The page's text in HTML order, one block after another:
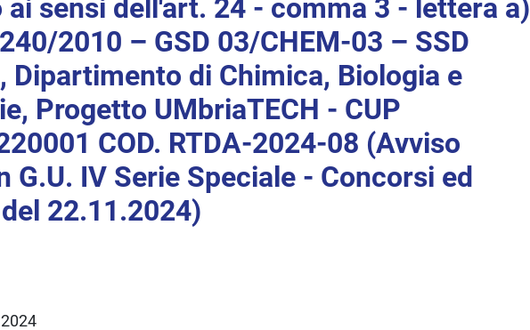
sensi dell'art. 24 - comma 3 - lettera a)
2010 – GSD 03/CHEM-03 – SSD
Dipartimento di Chimica, Biologia e
Progetto UMbriaTECH - CUP
COD. RTDA-2024-08 (Avviso
G.U. IV Serie Speciale - Concorsi ed
22.11.2024)